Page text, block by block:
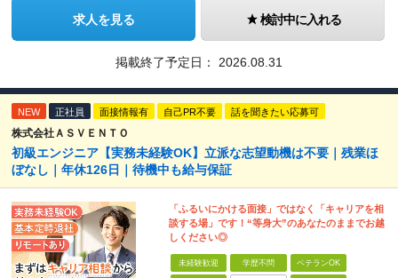
求人を見る 検討中に入れる
掲載終了予定日： 2026.08.31
NEW 正社員 面接情報有 自己PR不要 話を聞きたい応募可
株式会社ＡＳＶＥＮＴＯ
初級エンジニア【実務未経験OK】立派な志望動機は不要｜残業ほ
ぼなし｜年休126日｜待機中も給与保証
「ふるいにかける面接」ではなく「キャリアを相
談する場」です！“等身大”のあなたのままでお越
しください◎
未経験歓迎 学歴不問 ベテランOK